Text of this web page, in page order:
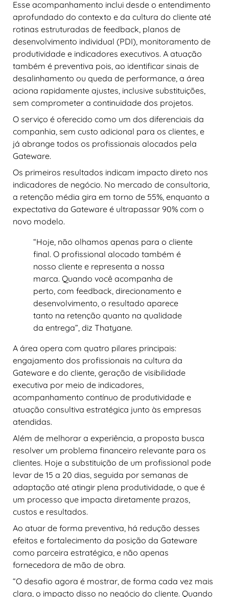
Esse acompanhamento inclui desde o entendimento
aprofundado do contexto e da cultura do cliente até
rotinas estruturadas de feedback, planos de
desenvolvimento individual (PDI), monitoramento de
produtividade e indicadores executivos. A atuação
também é preventiva pois, ao identificar sinais de
desalinhamento ou queda de performance, a área
aciona rapidamente ajustes, inclusive substituições,
sem comprometer a continuidade dos projetos.
O serviço é oferecido como um dos diferenciais da
companhia, sem custo adicional para os clientes, e
já abrange todos os profissionais alocados pela
Gateware.
Os primeiros resultados indicam impacto direto nos
indicadores de negócio. No mercado de consultoria,
a retenção média gira em torno de 55%, enquanto a
expectativa da Gateware é ultrapassar 90% com o
novo modelo.
“Hoje, não olhamos apenas para o cliente
final. O profissional alocado também é
nosso cliente e representa a nossa
marca. Quando você acompanha de
perto, com feedback, direcionamento e
desenvolvimento, o resultado aparece
tanto na retenção quanto na qualidade
da entrega”, diz Thatyane.
A área opera com quatro pilares principais:
engajamento dos profissionais na cultura da
Gateware e do cliente, geração de visibilidade
executiva por meio de indicadores,
acompanhamento contínuo de produtividade e
atuação consultiva estratégica junto às empresas
atendidas.
Além de melhorar a experiência, a proposta busca
resolver um problema financeiro relevante para os
clientes. Hoje a substituição de um profissional pode
levar de 15 a 20 dias, seguida por semanas de
adaptação até atingir plena produtividade, o que é
um processo que impacta diretamente prazos,
custos e resultados.
Ao atuar de forma preventiva, há redução desses
efeitos e fortalecimento da posição da Gateware
como parceira estratégica, e não apenas
fornecedora de mão de obra.
“O desafio agora é mostrar, de forma cada vez mais
clara, o impacto disso no negócio do cliente. Quando